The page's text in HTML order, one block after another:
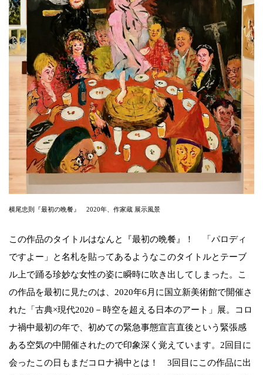
横尾忠則『最初の晩餐』 2020年、作家蔵 展示風景
この作品のタイトルはなんと『最初の晩餐』！ 「パロディ
ですよー」と名札を貼ってあるようなこのタイトルとテーブ
ル上で踊る珍妙な女性の姿に瞬時に吹き出してしまった。こ
の作品を最初に見たのは、2020年6月に国立新美術館で開催さ
れた「古典×現代2020－時空を超える日本のアート」展。コロ
ナ禍中最初の年で、初めての緊急事態宣言直後という緊張感
ある空気の中開催されたので印象深く覚えています。2回目に
会ったこの日もまだコロナ禍中とは！ 3回目にこの作品に出